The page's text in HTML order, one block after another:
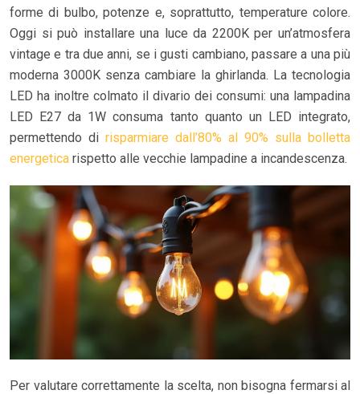
forme di bulbo, potenze e, soprattutto, temperature colore.
Oggi si può installare una luce da 2200K per un’atmosfera
vintage e tra due anni, se i gusti cambiano, passare a una più
moderna 3000K senza cambiare la ghirlanda. La tecnologia
LED ha inoltre colmato il divario dei consumi: una lampadina
LED E27 da 1W consuma tanto quanto un LED integrato,
permettendo di risparmiare dall’80% al 90% sulla bolletta
energetica rispetto alle vecchie lampadine a incandescenza.
Per valutare correttamente la scelta, non bisogna fermarsi al